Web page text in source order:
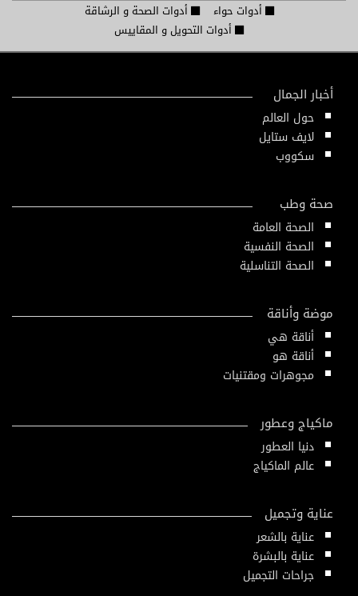
أدوات حواء
أدوات الصحة و الرشاقة
أدوات التحويل و المقاييس
أخبار الجمال
حول العالم
لايف ستايل
سكووب
صحة وطب
الصحة العامة
الصحة النفسية
الصحة التناسلية
موضة وأناقة
أناقة هي
أناقة هو
مجوهرات ومقتنيات
ماكياج وعطور
دنيا العطور
عالم الماكياج
عناية وتجميل
عناية بالشعر
عناية بالبشرة
جراحات التجميل